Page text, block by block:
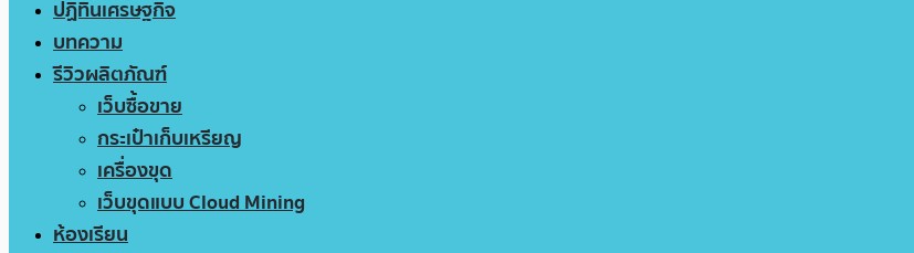
ปฏิทินเศรษฐกิจ
บทความ
รีวิวผลิตภัณฑ์
เว็บซื้อขาย
กระเป๋าเก็บเหรียญ
เครื่องขุด
เว็บขุดแบบ Cloud Mining
ห้องเรียน